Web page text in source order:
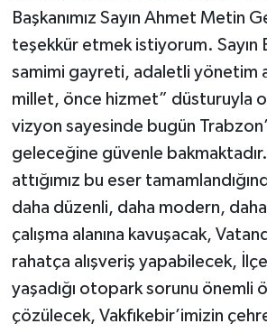
Başkanımız Sayın Ahmet Metin
teşekkür etmek istiyorum. Sayın
samimi gayreti, adaletli yönetim
millet, önce hizmet” düsturuyla
vizyon sayesinde bugün
geleceğine güvenle
attığımız bu eser
daha düzenli, daha modern,
çalışma alanına kavuşacak,
rahatça alışveriş yapabilecek,
yaşadığı otopark sorunu önemli
çözülecek, Vakfıkebir’imizin